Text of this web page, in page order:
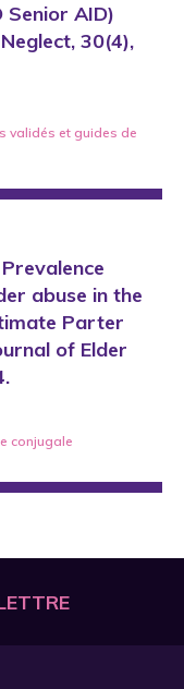
Senior AID)
30(4),
validés et guides de
abuse in the
Parter
of Elder
conjugale